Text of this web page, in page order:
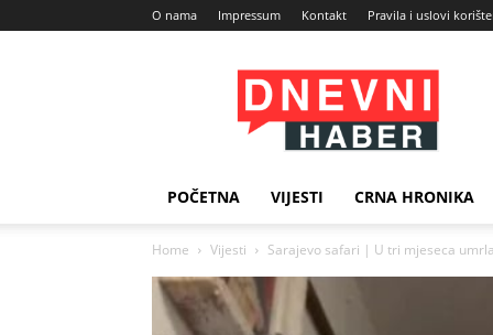
O nama Impressum Kontakt Pravila i uslovi
Dnevni
Haber
POČETNA VIJESTI CRNA HRONIKA
Home Vijesti Sarajevo safari | U tri mjeseca